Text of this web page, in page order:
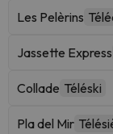
Les Pelèrins
Jassette Express
Collade Téléski
Pla del Mir